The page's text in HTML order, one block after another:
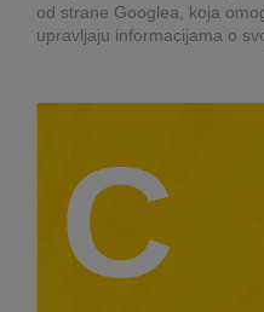
od strane Googlea, koja
upravljaju informacijama o
C